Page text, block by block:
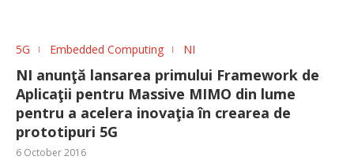
5G Embedded Computing NI
NI anunţă lansarea primului Framework de
Aplicaţii pentru Massive MIMO din lume
pentru a acelera inovaţia în crearea de
prototipuri 5G
6 October 2016